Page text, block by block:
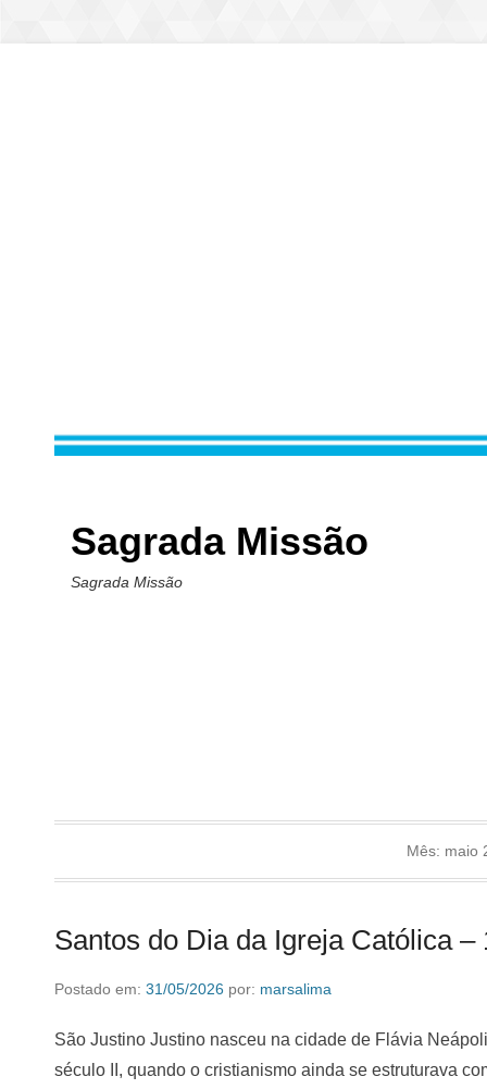
Sagrada Missão
Sagrada Missão
Mês: maio
Santos do Dia da Igreja Católica –
Postado em: 31/05/2026 por: marsalima
São Justino Justino nasceu na cidade de Flávia
século II, quando o cristianismo ainda se estruturava